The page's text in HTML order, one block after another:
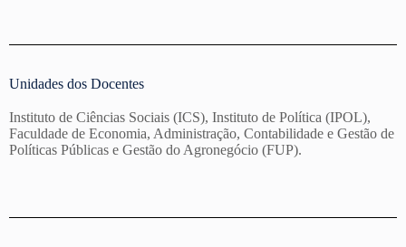
Unidades dos Docentes
Instituto de Ciências Sociais (ICS), Instituto de Política (IPOL),
Faculdade de Economia, Administração, Contabilidade e Gestão de
Políticas Públicas e Gestão do Agronegócio (FUP).